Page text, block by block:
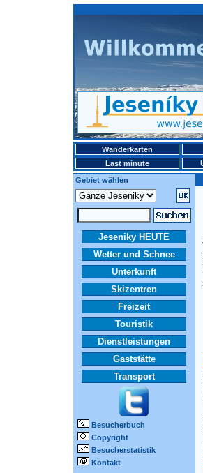
Wanderkarten
Last minute
Gebiet wählen
Jeseniky HEUTE
Wetter und Schnee
Unterkunft
Skizentren
Freizeit
Touristik
Dienstleistungen
Gaststätte
Transport
Besucherbuch
Copyright
Besucherstatistik
Kontakt